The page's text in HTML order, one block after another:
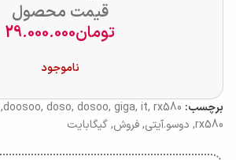
قیمت محصول
تومان29.000.000
ناموجود
برچسب: doosoo, doso, dosoo, giga, it, rx580
,
rx580
, دوسو.آیتی,فروش,گیگابایت